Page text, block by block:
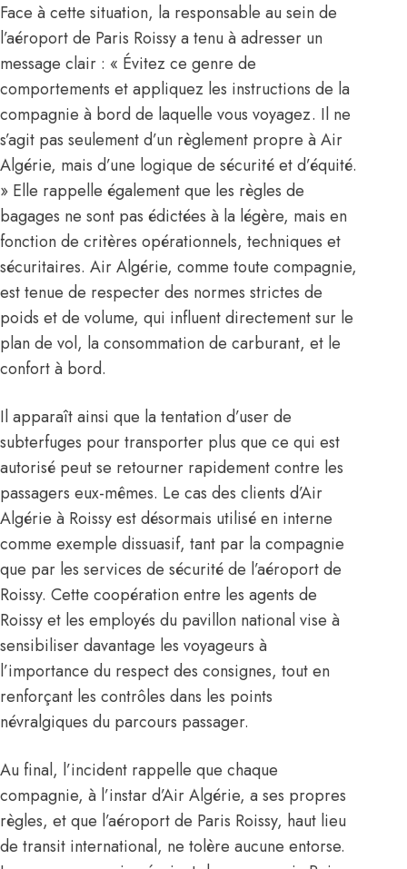
Face à cette situation, la responsable au sein de
l’aéroport de Paris Roissy a tenu à adresser un
message clair : « Évitez ce genre de
comportements et appliquez les instructions de la
compagnie à bord de laquelle vous voyagez. Il ne
s’agit pas seulement d’un règlement propre à Air
Algérie, mais d’une logique de sécurité et d’équité.
» Elle rappelle également que les règles de
bagages ne sont pas édictées à la légère, mais en
fonction de critères opérationnels, techniques et
sécuritaires. Air Algérie, comme toute compagnie,
est tenue de respecter des normes strictes de
poids et de volume, qui influent directement sur le
plan de vol, la consommation de carburant, et le
confort à bord.
Il apparaît ainsi que la tentation d’user de
subterfuges pour transporter plus que ce qui est
autorisé peut se retourner rapidement contre les
passagers eux-mêmes. Le cas des clients d’Air
Algérie à Roissy est désormais utilisé en interne
comme exemple dissuasif, tant par la compagnie
que par les services de sécurité de l’aéroport de
Roissy. Cette coopération entre les agents de
Roissy et les employés du pavillon national vise à
sensibiliser davantage les voyageurs à
l’importance du respect des consignes, tout en
renforçant les contrôles dans les points
névralgiques du parcours passager.
Au final, l’incident rappelle que chaque
compagnie, à l’instar d’Air Algérie, a ses propres
règles, et que l’aéroport de Paris Roissy, haut lieu
de transit international, ne tolère aucune entorse.